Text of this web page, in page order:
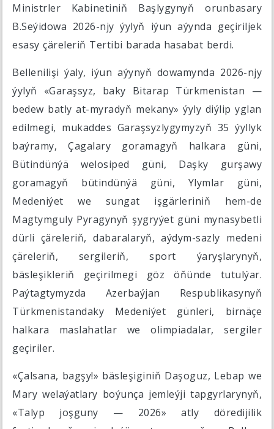
Ministrler Kabinetiniň Başlygynyň orunbasary
B.Seýidowa 2026-njy ýylyň iýun aýynda geçiriljek
esasy çäreleriň Tertibi barada hasabat berdi.
Bellenilişi ýaly, iýun aýynyň dowamynda 2026-njy
ýylyň «Garaşsyz, baky Bitarap Türkmenistan —
bedew batly at-myradyň mekany» ýyly diýlip yglan
edilmegi, mukaddes Garaşsyzlygymyzyň 35 ýyllyk
baýramy, Çagalary goramagyň halkara güni,
Bütindünýä welosiped güni, Daşky gurşawy
goramagyň bütindünýä güni, Ylymlar güni,
Medeniýet we sungat işgärleriniň hem-de
Magtymguly Pyragynyň şygryýet güni mynasybetli
dürli çäreleriň, dabaralaryň, aýdym-sazly medeni
çäreleriň, sergileriň, sport ýaryşlarynyň,
bäsleşikleriň geçirilmegi göz öňünde tutulýar.
Paýtagtymyzda Azerbaýjan Respublikasynyň
Türkmenistandaky Medeniýet günleri, birnäçe
halkara maslahatlar we olimpiadalar, sergiler
geçiriler.
«Çalsana, bagşy!» bäsleşiginiň Daşoguz, Lebap we
Mary welaýatlary boýunça jemleýji tapgyrlarynyň,
«Talyp joşguny — 2026» atly döredijilik